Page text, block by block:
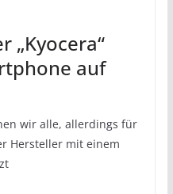
„Kyocera“
auf
wir alle, allerdings für
Hersteller mit einem